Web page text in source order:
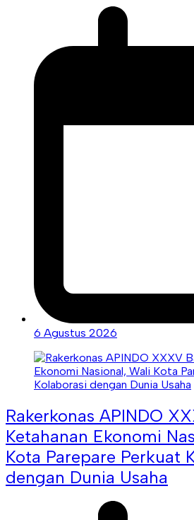
6 Agustus 2026
Rakerkonas APINDO
Ketahanan Ekonomi
Kota Parepare Perkuat
dengan Dunia Usaha